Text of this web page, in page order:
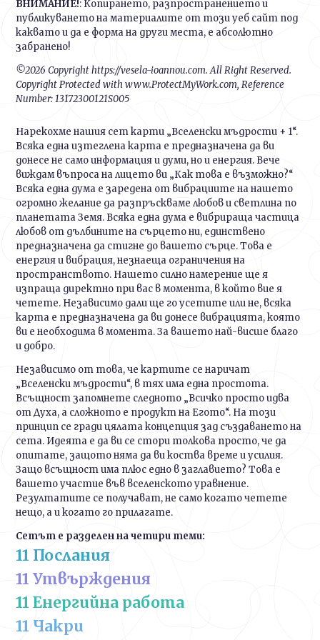
ВНИМАНИЕ!: Копирането, разпространението и
публикуването на материалите от този уеб сайт под
каквато и да е форма на други места, е абсолютно
забранено!
©2026 Copyright https://vesela-ioannou.com. All Right Reserved.
Copyright Protected with www.ProtectMyWork.com, Reference
Number: 13172300121S005
Нарекохме нашия сет карти „Вселенски мъдрости + 1“.
Всяка една изтеглена карта е предназначена да ви
донесе не само информация и думи, но и енергия. Вече
виждам въпроса на лицето ви „Как това е възможно?“
Всяка една дума е заредена от вибрациите на нашето
огромно желание да разпръскваме любов и светлина по
планетата Земя. Всяка една дума е вибрираща частица
любов от дълбините на сърцето ни, единствено
предназначена да стигне до вашето сърце. Това е
енергия и вибрация, незнаеща ограничения на
пространството. Нашето силно намерение ще я
изпраща директно при вас в момента, в който вие я
четете. Независимо дали ще го усетите или не, всяка
карта е предназначена да ви донесе вибрацията, която
ви е необходима в момента. За вашето най-висше благо
и добро.
Независимо от това, че картите се наричат
„Вселенски мъдрости“, в тях има една простота.
Всъщност запомнете следното „Всичко просто идва
от Духа, а сложното е продукт на Егото“. На този
принцип се гради цялата концепция зад създаването на
сета. Идеята е да ви се стори толкова просто, че да
опитате, защото няма да ви коства време и усилия.
Защо всъщност има плюс едно в заглавието? Това е
вашето участие във вселенското уравнение.
Резултатите се получават, не само когато четете
нещо, а и когато го прилагате.
Сетът е разделен на четири теми:
11 Послания
11 Утвърждения
11 Енергийна работа
11 Чакри